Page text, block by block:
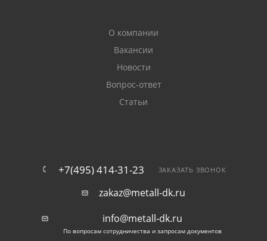
О компании
Вакансии
Новости
Вопрос-ответ
Статьи
+7(495) 414-31-23 ЗАКАЗАТЬ ЗВОНОК
zakaz@metall-dk.ru
info@metall-dk.ru
По вопросам сотрудничества и запросам документов